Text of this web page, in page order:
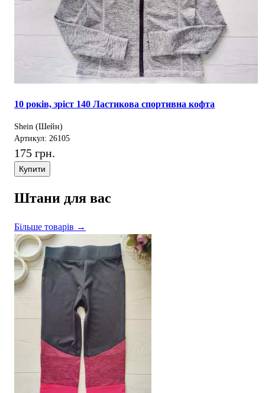
10 років, зріст 140 Ластикова спортивна кофта
Shein (Шейн)
Артикул: 26105
175 грн.
Купити
Штани для вас
Більше товарів →